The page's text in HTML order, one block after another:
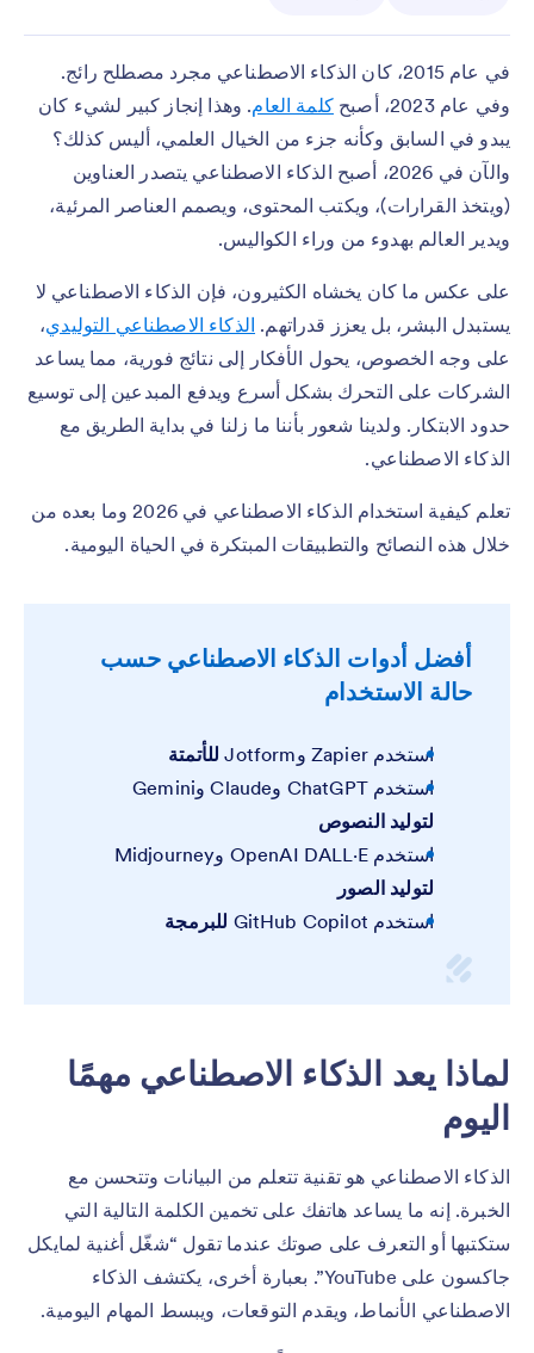
في عام 2015، كان الذكاء الاصطناعي مجرد مصطلح رائج.
وفي عام 2023، أصبح
كلمة العام. وهذا إنجاز كبير لشيء كان
يبدو في السابق وكأنه جزء من الخيال العلمي، أليس كذلك؟
والآن في 2026، أصبح الذكاء الاصطناعي يتصدر العناوين
(ويتخذ القرارات)، ويكتب المحتوى، ويصمم العناصر المرئية،
ويدير العالم بهدوء من وراء الكواليس.
على عكس ما كان يخشاه الكثيرون، فإن الذكاء الاصطناعي لا
يستبدل البشر، بل يعزز قدراتهم. الذكاء الاصطناعي التوليدي،
على وجه الخصوص، يحول الأفكار إلى نتائج فورية، مما يساعد
الشركات على التحرك بشكل أسرع ويدفع المبدعين إلى توسيع
حدود الابتكار. ولدينا شعور بأننا ما زلنا في بداية الطريق مع
الذكاء الاصطناعي.
تعلم كيفية استخدام الذكاء الاصطناعي في 2026 وما بعده من
خلال هذه النصائح والتطبيقات المبتكرة في الحياة اليومية.
أفضل أدوات الذكاء الاصطناعي حسب
حالة الاستخدام
استخدم Zapier وJotform
للأتمتة
استخدم ChatGPT وClaude وGemini
لتوليد النصوص
استخدم OpenAI DALL·E وMidjourney
لتوليد الصور
استخدم GitHub Copilot
للبرمجة
لماذا يعد الذكاء الاصطناعي مهمًا
اليوم
الذكاء الاصطناعي هو تقنية تتعلم من البيانات وتتحسن مع
الخبرة. إنه ما يساعد هاتفك على تخمين الكلمة التالية التي
ستكتبها أو التعرف على صوتك عندما تقول “شغّل أغنية لمايكل
جاكسون على YouTube”. بعبارة أخرى، يكتشف الذكاء
الاصطناعي الأنماط، ويقدم التوقعات، ويبسط المهام اليومية.